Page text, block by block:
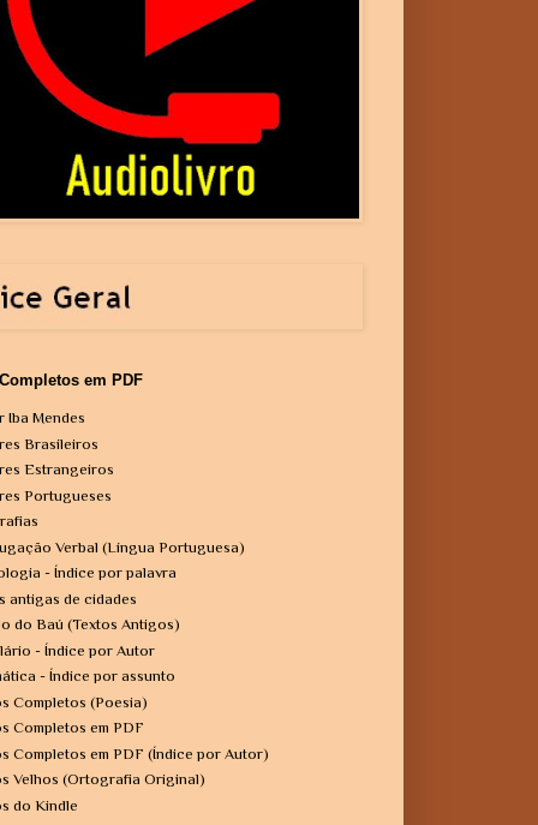
em PDF
Iba Mendes
Brasileiros
Estrangeiros
Portugueses
Verbal (Língua Portuguesa)
- Índice por palavra
antigas de cidades
do Baú (Textos Antigos)
- Índice por Autor
- Índice por assunto
Completos (Poesia)
Completos em PDF
Completos em PDF (Índice por Autor)
Velhos (Ortografia Original)
do Kindle